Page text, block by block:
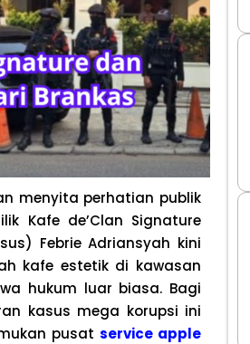
menyita perhatian publik
Kafe de’Clan Signature
Febrie Adriansyah kini
kafe estetik di kawasan
hukum luar biasa. Bagi
kasus mega korupsi ini
pusat service apple